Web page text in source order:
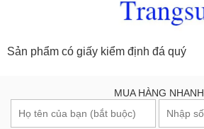
Sản phẩm có giấy kiểm định đá quý
MUA HÀNG NHANH